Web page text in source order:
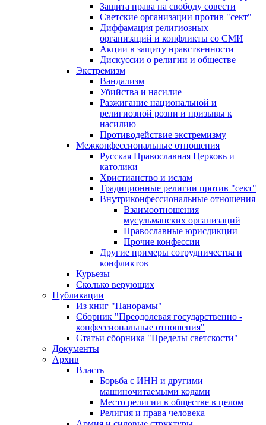
Защита права на свободу совести
Светские организации против "сект"
Диффамация религиозных
организаций и конфликты со СМИ
Акции в защиту нравственности
Дискуссии о религии и обществе
Экстремизм
Вандализм
Убийства и насилие
Разжигание национальной и
религиозной розни и призывы к
насилию
Противодействие экстремизму
Межконфессиональные отношения
Русская Православная Церковь и
католики
Христианство и ислам
Традиционные религии против "сект"
Внутриконфессиональные отношения
Взаимоотношения
мусульманских организаций
Православные юрисдикции
Прочие конфессии
Другие примеры сотрудничества и
конфликтов
Курьезы
Сколько верующих
Публикации
Из книг "Панорамы"
Сборник "Преодолевая государственно -
конфессиональные отношения"
Статьи сборника "Пределы светскости"
Документы
Архив
Власть
Борьба с ИНН и другими
машиночитаемыми кодами
Место религии в обществе в целом
Религия и права человека